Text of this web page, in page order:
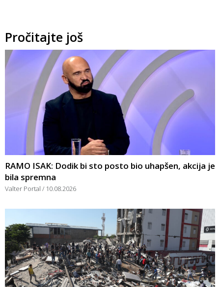
Pročitajte još
RAMO ISAK: Dodik bi sto posto bio uhapšen, akcija je
bila spremna
Valter Portal 10.08.2026